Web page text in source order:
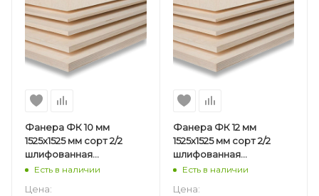
Фанера ФК 10 мм
1525х1525 мм сорт 2/2
шлифованная
березовая
Есть в наличии
Цена:
Фанера ФК 12 мм
1525х1525 мм сорт 2/2
шлифованная
березовая
Есть в наличии
Цена: